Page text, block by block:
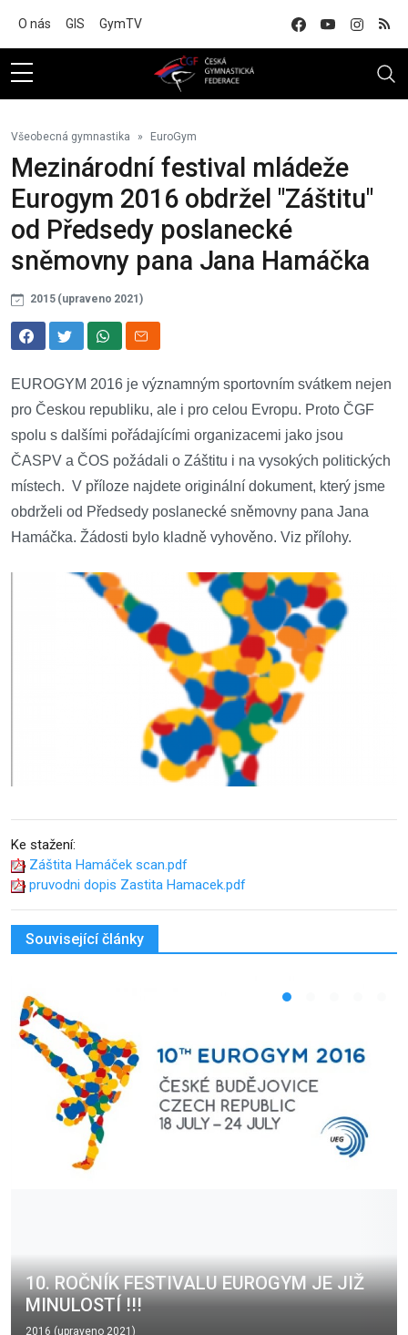
O nás GIS GymTV
Všeobecná gymnastika EuroGym
Mezinárodní festival mládeže
Eurogym 2016 obdržel "Záštitu"
od Předsedy poslanecké
sněmovny pana Jana Hamáčka
2015 (upraveno 2021)
EUROGYM 2016 je významným sportovním svátkem nejen
pro Českou republiku, ale i pro celou Evropu. Proto ČGF
spolu s dalšími pořádajícími organizacemi jako jsou
ČASPV a ČOS požádali o Záštitu i na vysokých politických
místech. V příloze najdete originální dokument, který jsme
obdrželi od Předsedy poslanecké sněmovny pana Jana
Hamáčka. Žádosti bylo kladně vyhověno. Viz přílohy.
Ke stažení:
Záštita Hamáček scan.pdf
pruvodni dopis Zastita Hamacek.pdf
Související články
10. ROČNÍK FESTIVALU EUROGYM JE JIŽ
MINULOSTÍ !!!
2016 (upraveno 2021)